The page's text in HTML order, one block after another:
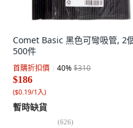
Comet Basic 黑色可彎吸管, 2
500件
首購折扣價 40%$310
$186
($0.19/1入)
暫時缺貨
(626)